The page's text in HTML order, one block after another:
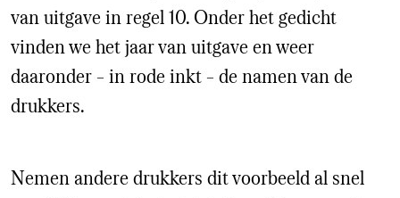
van uitgave in regel 10. Onder het gedicht
vinden we het jaar van uitgave en weer
daaronder – in rode inkt – de namen van de
drukkers.
Nemen andere drukkers dit voorbeeld al snel